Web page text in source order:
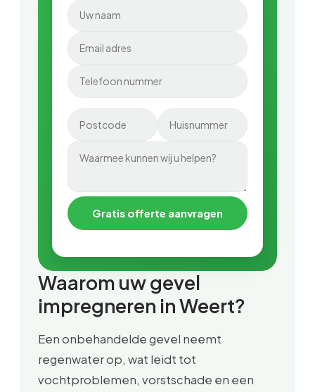
Gratis offerte aanvragen
Waarom uw gevel
impregneren in Weert?
Een onbehandelde gevel neemt
regenwater op, wat leidt tot
vochtproblemen, vorstschade en een